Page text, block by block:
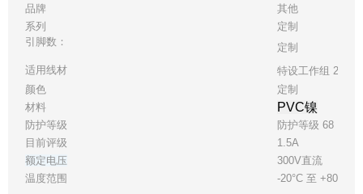
品牌
其他
系列
定制
引脚数：
定制
适用线材
特设工作组 26
颜色
定制
材料
PVC镍
防护等级
防护等级 68
目前评级
1.5A
额定电压
300V直流
温度范围
-20°C 至 +80°C